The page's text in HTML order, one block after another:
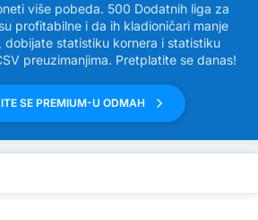
više pobeda. 500 Dodatnih liga za
profitabilne i da ih kladioničari manje
dobijate statistiku kornera i statistiku
preuzimanjima. Pretplatite se danas!
SE PREMIUM-U ODMAH